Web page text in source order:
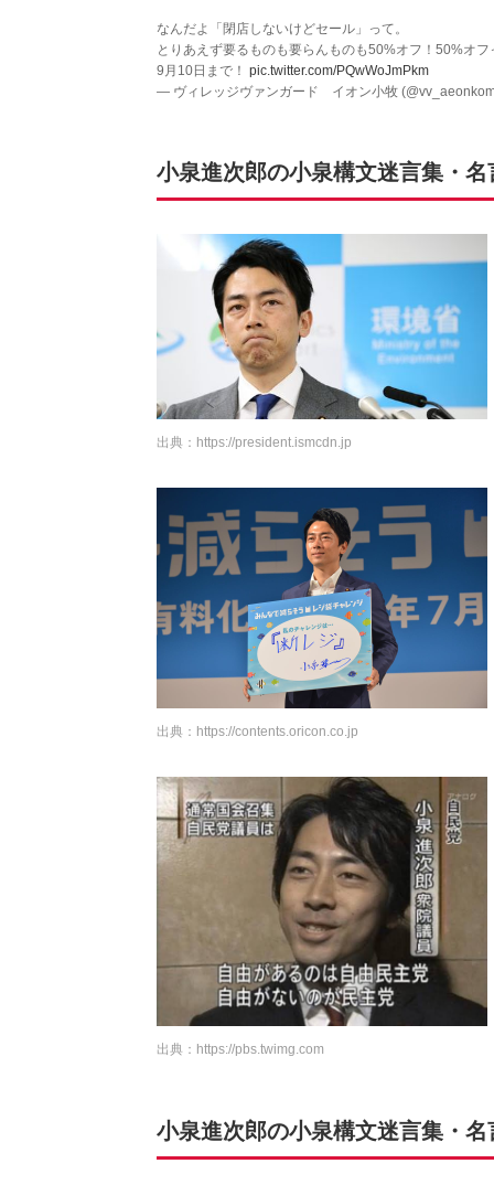
なんだよ「閉店しないけどセール」って。
とりあえず要るものも要らんものも50%オフ！50%オ
9月10日まで！ pic.twitter.com/PQwWoJmPkm
— ヴィレッジヴァンガード イオン小牧
小泉進次郎の小泉構文迷言集・
出典： https://president.ismcdn.jp
出典： https://contents.oricon.co.jp
出典： https://pbs.twimg.com
小泉進次郎の小泉構文迷言集・